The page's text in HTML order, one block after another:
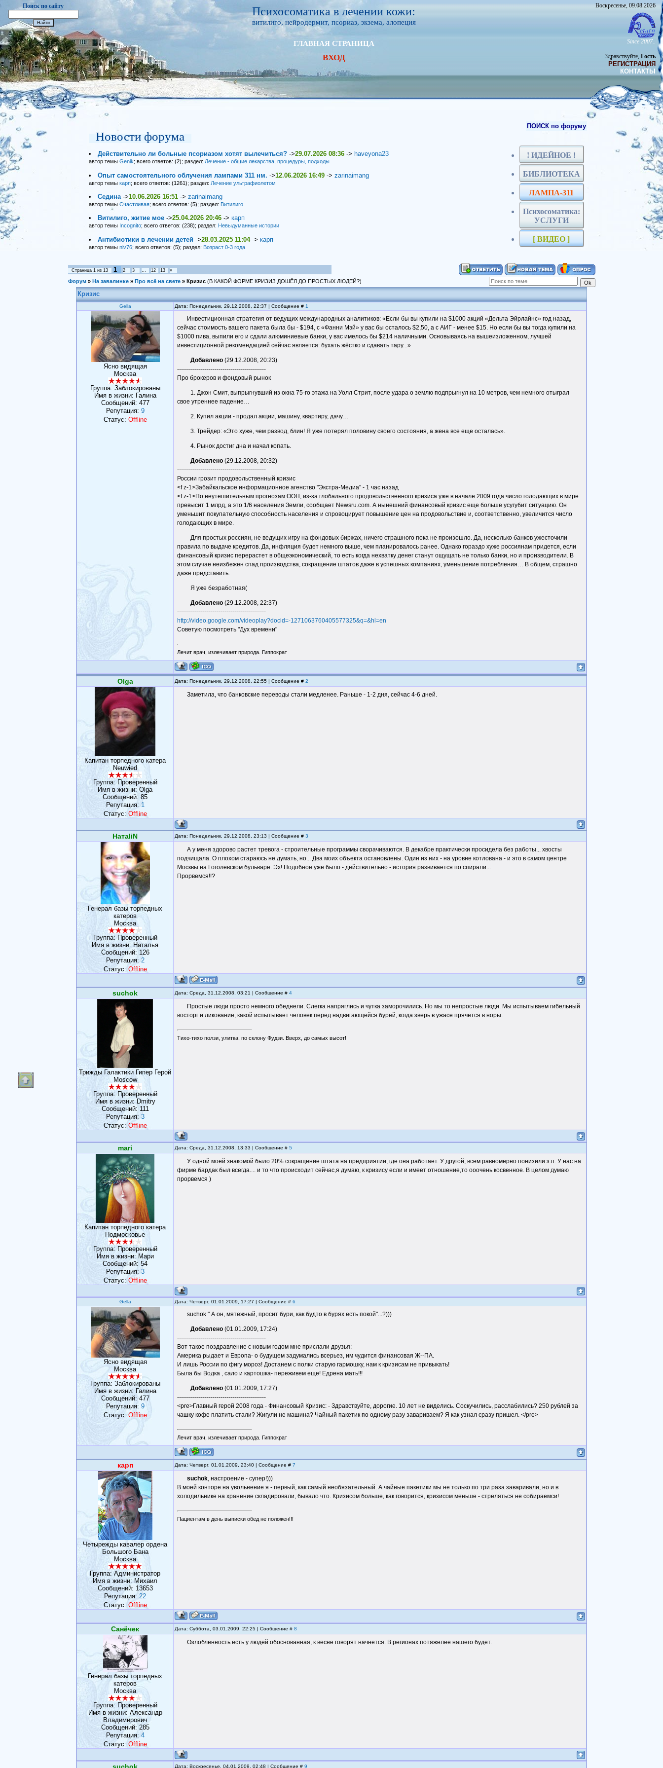
Поиск по сайту Психосоматика в лечении кожи:
витилиго, нейродермит, псориаз, экзема, алопеция
ГЛАВНАЯ СТРАНИЦА
ВХОД
Воскресенье, 09.08.2026
Since 2007..
Здравствуйте, Гость
РЕГИСТРАЦИЯ
КОНТАКТЫ
Новости форума
Действительно ли больные псориазом хотят вылечиться?->29.07.2026 08:36-> haveyona23
автор темы Genik; всего ответов: (2); раздел: Лечение - общие лекарства, процедуры, подходы
Опыт самостоятельного облучения лампами 311 нм. ->12.06.2026 16:49-> zarinaimang
автор темы карп; всего ответов: (1261); раздел: Лечение ультрафиолетом
Седина->10.06.2026 16:51-> zarinaimang
автор темы Счастливая; всего ответов: (5); раздел: Витилиго
Витилиго, житие мое->25.04.2026 20:46-> карп
автор темы Incognito; всего ответов: (238); раздел: Невыдуманные истории
Антибиотики в лечении детей ->28.03.2025 11:04-> карп
автор темы niv76; всего ответов: (5); раздел: Возраст 0-3 года
ПОИСК по форуму
! ИДЕЙНОЕ !
БИБЛИОТЕКА
ЛАМПА-311
Психосоматика:
УСЛУГИ
[ ВИДЕО ]
Страница 1из 13 1 2 3 … 12 13 »
Форум » На завалинке » Про всё на свете » Кризис (В КАКОЙ ФОРМЕ КРИЗИЗ ДОШЁЛ ДО ПРОСТЫХ ЛЮДЕЙ?)
Кризис
Gella Дата: Понедельник, 29.12.2008, 22:37 | Сообщение # 1
Ясно видящая
Москва
Группа: Заблокированы
Имя в жизни: Галина
Сообщений: 477
Репутация: 9
Статус: Offline
Инвестиционная стратегия от ведущих международных аналитиков: «Если бы вы купили на $1000 акций «Дельта Эйрлайнс» год назад,
сейчас стоимость вашего пакета была бы - $194, с «Фанни Мэй» у вас бы осталось $2,50, а с АИГ - менее $15. Но если бы вы тогда купили на
$1000 пива, выпили его и сдали алюминиевые банки, у вас имелось бы $214 наличными. Основываясь на вышеизложенном, лучшей
инвестиционной рекомендацией сейчас является: бухать жёстко и сдавать тару...»
Добавлено(29.12.2008, 20:23)
---------------------------------------------
Про брокеров и фондовый рынок
1. Джон Смит, выпрыгнувший из окна 75-го этажа на Уолл Стрит, после удара о землю подпрыгнул на 10 метров, чем немного отыграл
свое утреннее падение…
2. Купил акции - продал акции, машину, квартиру, дачу…
3. Трейдер: «Это хуже, чем развод, блин! Я уже потерял половину своего состояния, а жена все еще осталась».
4. Рынок достиг дна и начал копать.
Добавлено(29.12.2008, 20:32)
---------------------------------------------
России грозит продовольственный кризис
<f z-1>Забайкальское информационное агенство "Экстра-Медиа" - 1 час назад
<f z-1>По неутешительным прогнозам ООН, из-за глобального продовольственного кризиса уже в начале 2009 года число голодающих в мире
превысит 1 млрд, а это 1/6 населения Земли, сообщает Newsru.com. А нынешний финансовый кризис еще больше усугубит ситуацию. Он
уменьшит покупательную способность населения и спровоцирует повышение цен на продовольствие и, соответственно, увеличится число
голодающих в мире.
Для простых россиян, не ведущих игру на фондовых биржах, ничего страшного пока не произошло. Да, несколько банков ужесточили
правила по выдаче кредитов. Да, инфляция будет немного выше, чем планировалось ранее. Однако гораздо хуже россиянам придется, если
финансовый кризис перерастет в общеэкономический, то есть когда нехватку денег станут ощущать не только банки, но и производители. В
этом случае неизбежен спад производства, сокращение штатов даже в успешных компаниях, уменьшение потребления… В общем, страшно
даже представить.
Я уже безработная(
Добавлено(29.12.2008, 22:37)
---------------------------------------------
http://video.google.com/videoplay?docid=-1271063760405577325&q=&hl=en
Советую посмотреть "Дух времени"
Лечит врач, излечивает природа. Гиппократ
Olga Дата: Понедельник, 29.12.2008, 22:55 | Сообщение # 2
Капитан торпедного катера
Neuwied
Группа: Проверенный
Имя в жизни: Olga
Сообщений: 85
Репутация: 1
Статус: Offline
Заметила, что банковские переводы стали медленее. Раньше - 1-2 дня, сейчас 4-6 дней.
НатаliN Дата: Понедельник, 29.12.2008, 23:13 | Сообщение # 3
Генерал базы торпедных
катеров
Москва
Группа: Проверенный
Имя в жизни: Наталья
Сообщений: 126
Репутация: 2
Статус: Offline
А у меня здорово растет тревога - строительные программы сворачиваются. В декабре практически просидела без работы... хвосты
подчищала. О плохом стараюсь не думать, но... Два моих объекта остановлены. Один из них - на уровне котлована - и это в самом центре
Москвы на Гоголевском бульваре. Эх! Подобное уже было - действительно - история развивается по спирали...
Прорвемся!!?
suchok Дата: Среда, 31.12.2008, 03:21 | Сообщение # 4
Трижды Галактики Гипер Герой
Moscow
Группа: Проверенный
Имя в жизни: Dmitry
Сообщений: 111
Репутация: 3
Статус: Offline
Простые люди просто немного обеднели. Слегка напряглись и чутка заморочились. Но мы то непростые люди. Мы испытываем гибельный
восторг и ликование, какой испытывает человек перед надвигающейся бурей, когда зверь в ужасе прячется в норы.
Тихо-тихо ползи, улитка, по склону Фудзи. Вверх, до самых высот!
mari Дата: Среда, 31.12.2008, 13:33 | Сообщение # 5
Капитан торпедного катера
Подмосковье
Группа: Проверенный
Имя в жизни: Мари
Сообщений: 54
Репутация: 3
Статус: Offline
У одной моей знакомой было 20% сокращение штата на предприятии, где она работает. У другой, всем равномерно понизили з.п. У нас на
фирме бардак был всегда.... и то что происходит сейчас,я думаю, к кризису если и имеет отношение,то ооочень косвенное. В целом думаю
прорвемся )
Gella Дата: Четверг, 01.01.2009, 17:27 | Сообщение # 6
Ясно видящая
Москва
Группа: Заблокированы
Имя в жизни: Галина
Сообщений:477
Репутация: 9
Статус: Offline
suchok " А он, мятежный, просит бури, как будто в бурях есть покой"...?)))
Добавлено(01.01.2009, 17:24)
---------------------------------------------
Вот такое поздравление с новым годом мне прислали друзья:
Америка рыдает и Европа- о будущем задумались всерьез, им чудится финансовая Ж--ПА.
И лишь России по фигу мороз! Достанем с полки старую гармошку, нам к кризисам не привыкать!
Была бы Водка , сало и картошка- переживем еще! Едрена мать!!!
Добавлено(01.01.2009, 17:27)
---------------------------------------------
<pre>Главный герой 2008 года - Финансовый Кризис: - Здравствуйте, дорогие. 10 лет не виделись. Соскучились, расслабились? 250 рублей за
чашку кофе платить стали? Жигули не машина? Чайный пакетик по одному разу завариваем? Я как узнал сразу пришел. </pre>
Лечит врач, излечивает природа. Гиппократ
карп Дата: Четверг, 01.01.2009, 23:40 | Сообщение # 7
Четырежды кавалер ордена
Большого Бана
Москва
Группа: Администратор
Имя в жизни: Михаил
Сообщений: 13653
Репутация: 22
Статус: Offline
suchok, настроение - супер!)))
В моей конторе на увольнение я - первый, как самый необязательный. А чайные пакетики мы не только по три раза заваривали, но и в
холодильнике на хранение складировали, бывало что. Кризисом больше, как говорится, кризисом меньше - стреляться не собираемси!
Пациентам в день выписки обед не положен!!!
Санёчек Дата: Суббота, 03.01.2009, 22:25 | Сообщение # 8
Генерал базы торпедных
катеров
Москва
Группа: Проверенный
Имя в жизни: Александр
Владимирович
Сообщений: 285
Репутация: 4
Статус: Offline
Озлобленность есть у людей обоснованная, к весне говорят начнется. В регионах потяжелее нашего будет.
Дата: Воскресенье, 04.01.2009, 02:48 | Сообщение # 9